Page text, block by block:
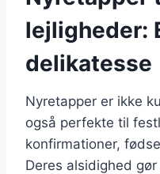
lejligheder:
delikatesse
Nyretapper er ikke
også perfekte til
konfirmationer,
Deres alsidighed